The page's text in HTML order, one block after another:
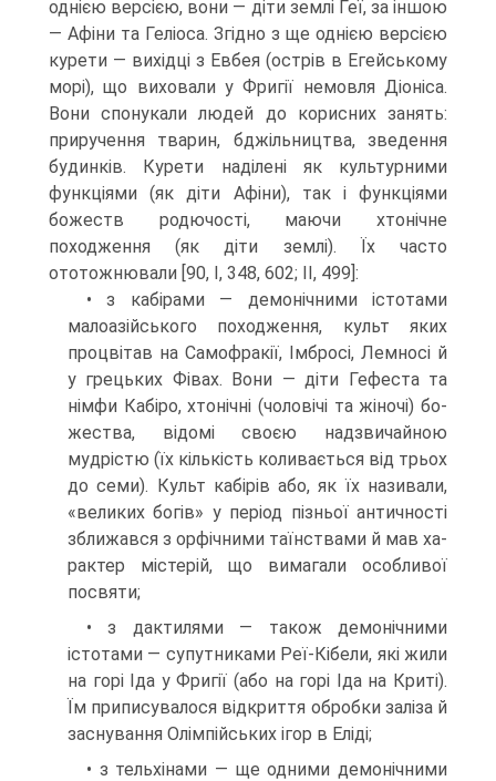
однією версією, вони — діти землі Геї, за іншою
— Афіни та Геліоса. Згідно з ще однією версією
курети — вихідці з Евбея (острів в Егейському
морі), що виховали у Фригії немовля Діоніса.
Вони спонукали людей до корисних занять:
приручення тварин, бджільництва, зведення
будинків. Курети наділені як культурними
функціями (як діти Афіни), так і функціями
божеств родючості, маючи хтонічне
походження (як діти землі). Їх часто
ототожнювали [90, І, 348, 602; ІІ, 499]:
• з кабірами — демонічними істотами
малоазійського походження, культ яких
процвітав на Самофракії, Імбросі, Лемносі й
у грецьких Фівах. Вони — діти Гефеста та
німфи Кабіро, хтонічні (чоловічі та жіночі) бо­
жества, відомі своєю надзвичайною
мудрістю (їх кількість коливається від трьох
до семи). Культ кабірів або, як їх називали,
«великих богів» у період пізньої античності
зближався з орфічними таїнствами й мав ха­
рактер містерій, що вимагали особливої
посвяти;
• з дактилями — також демонічними
істотами — супутниками Реї-Кібели, які жили
на горі Іда у Фригії (або на горі Іда на Криті).
Їм приписувалося відкриття обробки заліза й
заснування Олімпійських ігор в Еліді;
• з тельхінами — ще одними демонічними